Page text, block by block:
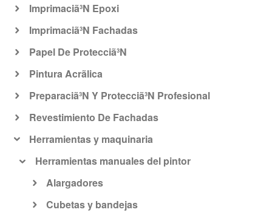
Imprimaciã³N Epoxi
Imprimaciã³N Fachadas
Papel De Protecciã³N
Pintura Acrã­lica
Preparaciã³N Y Protecciã³N Profesional
Revestimiento De Fachadas
Herramientas y maquinaria
Herramientas manuales del pintor
Alargadores
Cubetas y bandejas